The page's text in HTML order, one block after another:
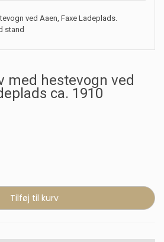
ved Aaen, Faxe Ladeplads.
stand
med hestevogn ved
ca. 1910